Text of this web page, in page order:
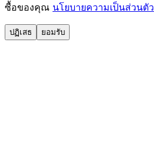
ซื้อของคุณ นโยบายความเป็นส่วนตัว
ปฏิเสธ ยอมรับ